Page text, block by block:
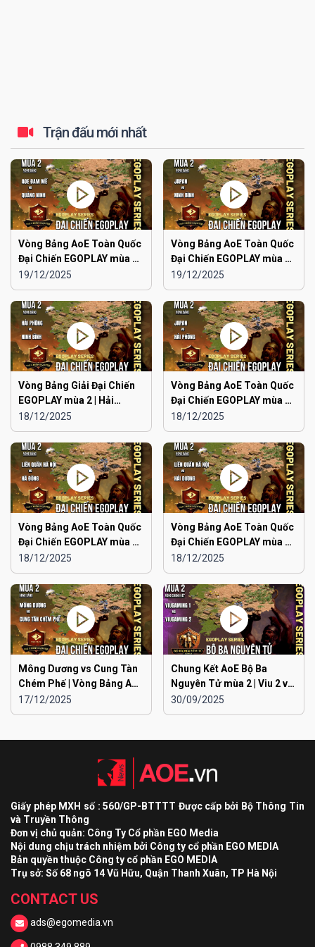
Trận đấu mới nhất
Vòng Bảng AoE Toàn Quốc
Đại Chiến EGOPLAY mùa 2 |
Aoe Đam Mê vs Quảng
Ninh
19/12/2025
Vòng Bảng AoE Toàn Quốc
Đại Chiến EGOPLAY mùa 2 |
Japan vs Ninh Bình
19/12/2025
Vòng Bảng Giải Đại Chiến
EGOPLAY mùa 2 | Hải
Phòng vs Ninh Bình
18/12/2025
Vòng Bảng AoE Toàn Quốc
Đại Chiến EGOPLAY mùa 2 |
Japan vs Hải Phòng
18/12/2025
Vòng Bảng AoE Toàn Quốc
Đại Chiến EGOPLAY mùa 2 |
Liên Quân Hà Nội vs Hà
Đông
18/12/2025
Vòng Bảng AoE Toàn Quốc
Đại Chiến EGOPLAY mùa 2 |
Liên Quân Hà Nội vs Hải
Dương
18/12/2025
Mông Dương vs Cung Tàn
Chém Phế | Vòng Bảng AoE
Toàn Quốc Đại Chiến
EGOPLAY mùa 2
17/12/2025
Chung Kết AoE Bộ Ba
Nguyên Tử mùa 2 | Viu 2 vs
Viu 1
30/09/2025
Giấy phép MXH số : 560/GP-BTTTT Được cấp bởi Bộ Thông Tin
và Truyền Thông
Đơn vị chủ quản: Công Ty Cổ phần EGO Media
Nội dung chịu trách nhiệm bởi Công ty cổ phần EGO MEDIA
Bản quyền thuộc Công ty cổ phần EGO MEDIA
Trụ sở: Số 68 ngõ 14 Vũ Hữu, Quận Thanh Xuân, TP Hà Nội
CONTACT US
ads@egomedia.vn